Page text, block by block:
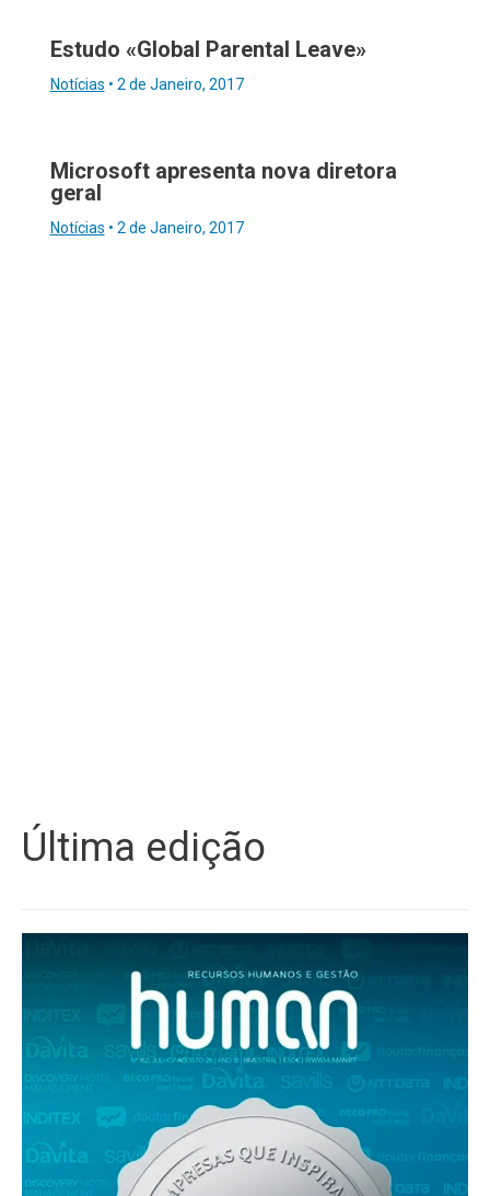
Estudo «Global Parental Leave»
Notícias • 2 de Janeiro, 2017
Microsoft apresenta nova diretora
geral
Notícias • 2 de Janeiro, 2017
Última edição